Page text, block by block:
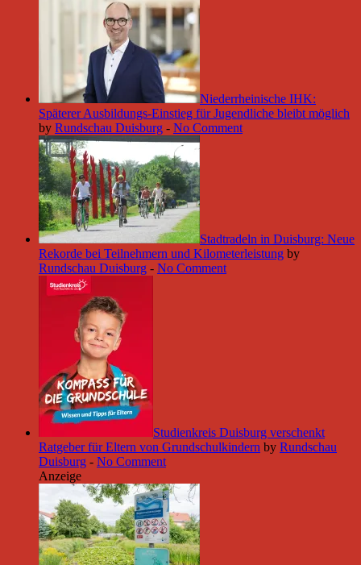
Niederrheinische IHK:
Späterer Ausbildungs-Einstieg für Jugendliche bleibt möglich
by Rundschau Duisburg - No Comment
Stadtradeln in Duisburg: Neue
Rekorde bei Teilnehmern und Kilometerleistung by
Rundschau Duisburg - No Comment
Studienkreis Duisburg verschenkt
Ratgeber für Eltern von Grundschulkindern by Rundschau
Duisburg - No Comment
Anzeige